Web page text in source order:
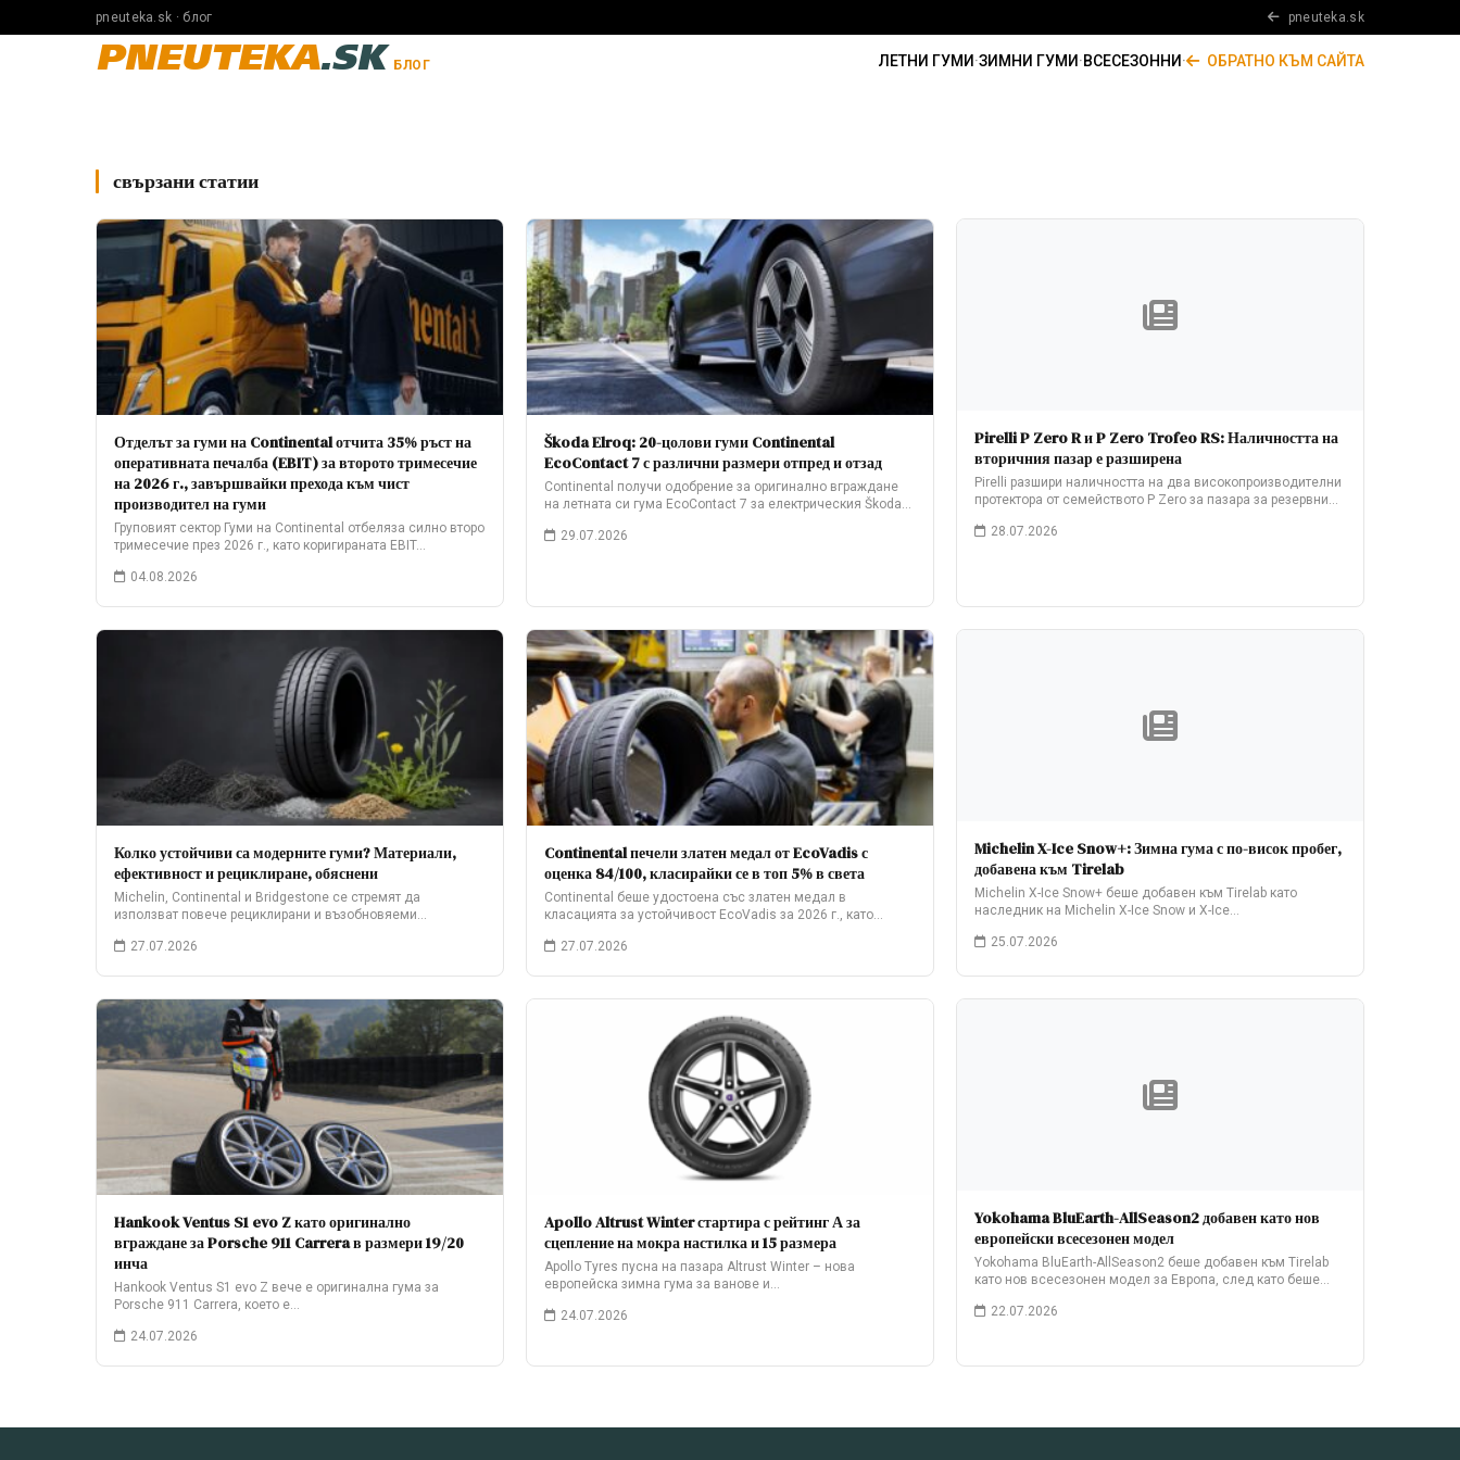
pneuteka.sk · блог pneuteka.sk
PNEUTEKA.SK БЛОГ ЛЕТНИ ГУМИ ·ЗИМНИ ГУМИ ·ВСЕСЕЗОННИ · ОБРАТНО КЪМ САЙТА
свързани статии
Отделът за гуми на Continental отчита 35% ръст на
оперативната печалба (EBIT) за второто тримесечие
на 2026 г., завършвайки прехода към чист
производител на гуми
Груповият сектор Гуми на Continental отбеляза силно второ
тримесечие през 2026 г., като коригираната EBIT…
04.08.2026
Škoda Elroq: 20-цолови гуми Continental
EcoContact 7 с различни размери отпред и отзад
Continental получи одобрение за оригинално вграждане
на летната си гума EcoContact 7 за електрическия Škoda…
29.07.2026
Pirelli P Zero R и P Zero Trofeo RS: Наличността на
вторичния пазар е разширена
Pirelli разшири наличността на два високопроизводителни
протектора от семейството P Zero за пазара за резервни…
28.07.2026
Колко устойчиви са модерните гуми? Материали,
ефективност и рециклиране, обяснени
Michelin, Continental и Bridgestone се стремят да
използват повече рециклирани и възобновяеми
27.07.2026
Continental печели златен медал от EcoVadis с
оценка 84/100, класирайки се в топ 5% в света
Continental беше удостоена със златен медал в
класацията за устойчивост EcoVadis за 2026 г., като…
27.07.2026
Michelin X-Ice Snow+: Зимна гума с по-висок пробег,
добавена към Tirelab
Michelin X-Ice Snow+ беше добавен към Tirelab като
наследник на Michelin X-Ice Snow и X-Ice…
25.07.2026
Hankook Ventus S1 evo Z като оригинално
вграждане за Porsche 911 Carrera в размери 19/20
инча
Hankook Ventus S1 evo Z вече е оригинална гума за
Porsche 911 Carrera, което е…
24.07.2026
Apollo Altrust Winter стартира с рейтинг А за
сцепление на мокра настилка и 15 размера
Apollo Tyres пусна на пазара Altrust Winter – нова
европейска зимна гума за ванове и…
24.07.2026
Yokohama BluEarth-AllSeason2 добавен като нов
европейски всесезонен модел
Yokohama BluEarth-AllSeason2 беше добавен към Tirelab
като нов всесезонен модел за Европа, след като беше…
22.07.2026